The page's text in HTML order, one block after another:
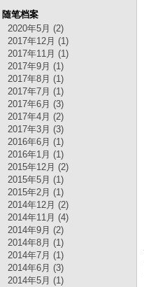
随笔档案
2020年5月 (2)
2017年12月 (1)
2017年11月 (1)
2017年9月 (1)
2017年8月 (1)
2017年7月 (1)
2017年6月 (3)
2017年4月 (2)
2017年3月 (3)
2016年6月 (1)
2016年1月 (1)
2015年12月 (2)
2015年5月 (1)
2015年2月 (1)
2014年12月 (2)
2014年11月 (4)
2014年9月 (2)
2014年8月 (1)
2014年7月 (1)
2014年6月 (3)
2014年5月 (1)